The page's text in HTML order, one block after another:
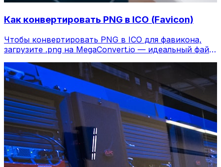
Как конвертировать PNG в ICO (Favicon)
Чтобы конвертировать PNG в ICO для фавикона,
загрузите .png на MegaConvert.io — идеальный файл